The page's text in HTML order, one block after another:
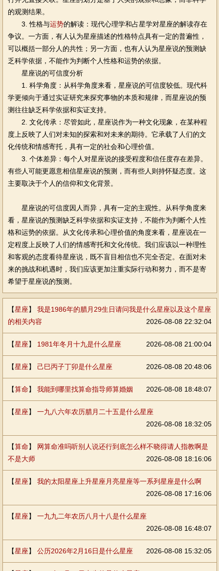
的观测结果。
3. 性格与运势的解读：现代心理学和占星学对星座的解读存在
争议。一方面，有人认为星座描述的性格特点具有一定的普遍性，
可以概括一部分人的共性；另一方面，也有人认为星座说的预测缺
乏科学依据，不能作为判断个人性格和运势的依据。
星座说的可信度分析
1. 科学角度：从科学角度来看，星座说的可信度较低。现代科
学更倾向于通过实证研究来探究事物的本质和规律，而星座说的预
测往往缺乏科学依据和实证支持。
2. 文化传承：尽管如此，星座说作为一种文化现象，在某种程
度上反映了人们对未知的探索和对未来的期待。它承载了人们的文
化传统和情感寄托，具有一定的社会和心理价值。
3. 个体差异：每个人对星座说的接受程度和信任度存在差异。
有些人可能更愿意相信星座说的预测，而有些人则持怀疑态度。这
主要取决于个人的信仰和文化背景。
星座说的可信度因人而异，具有一定的主观性。从科学角度来
看，星座说的预测缺乏科学依据和实证支持，不能作为判断个人性
格和运势的依据。从文化传承和心理价值的角度来看，星座说在一
定程度上反映了人们的情感寄托和文化传统。我们应该以一种理性
和客观的态度看待星座说，既不盲目相信也不完全否定。在面对未
来的挑战和机遇时，我们应该更加注重实际行动和努力，而不是寄
希望于星座说的预测。
【星座】 我是1986年的腊月29生日请问我是什么星座以及这个星座
的相关内容
2026-08-08 22:32:04
【星座】 1981年冬月十九是什么星座 2026-08-08 21:00:04
【星座】 己巳丙子丁卯是什么星座 2026-08-08 20:48:06
【算命】 我能到哪里找算命指导师算婚姻 2026-08-08 18:48:07
【星座】 一九八六年农历腊月二十五是什么星座
2026-08-08 18:32:05
【算命】 网算命准吗听别人说还行到底怎么样不晓得请人指教啊是
不是大师
2026-08-08 18:16:06
【星座】 我的太阳星座上升星座月亮星座等一系列星座是什么啊
2026-08-08 17:16:06
【星座】 一九九二年农历八月十八是什么星座
2026-08-08 16:48:07
【星座】 公历2026年2月16日是什么星座 2026-08-08 15:32:05